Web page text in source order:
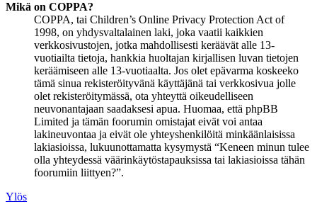
Mikä on COPPA?
COPPA, tai Children’s Online Privacy Protection Act of
1998, on yhdysvaltalainen laki, joka vaatii kaikkien
verkkosivustojen, jotka mahdollisesti keräävät alle 13-
vuotiailta tietoja, hankkia huoltajan kirjallisen luvan tietojen
keräämiseen alle 13-vuotiaalta. Jos olet epävarma koskeeko
tämä sinua rekisteröityvänä käyttäjänä tai verkkosivua jolle
olet rekisteröitymässä, ota yhteyttä oikeudelliseen
neuvonantajaan saadaksesi apua. Huomaa, että phpBB
Limited ja tämän foorumin omistajat eivät voi antaa
lakineuvontaa ja eivät ole yhteyshenkilöitä minkäänlaisissa
lakiasioissa, lukuunottamatta kysymystä “Keneen minun tulee
olla yhteydessä väärinkäytöstapauksissa tai lakiasioissa tähän
foorumiin liittyen?”.
Ylös